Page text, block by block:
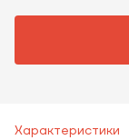
Характеристики